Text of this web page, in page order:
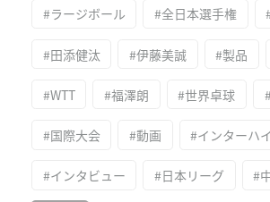
#ラージボール #全日本選手権
#田添健汰 #伊藤美誠 #製品
#WTT #福澤朗 #世界卓球
#国際大会 #動画 #インターハイ
#インタビュー #日本リーグ #